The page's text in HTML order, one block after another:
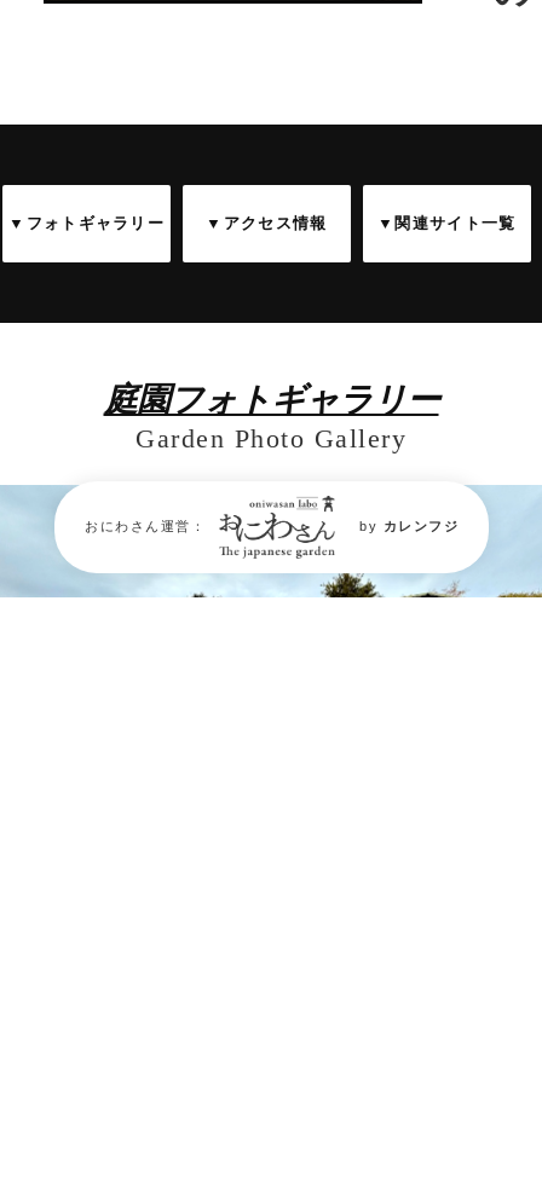
▼フォトギャラリー ▼アクセス情報 ▼関連サイト一覧
庭園フォトギャラリー
Garden Photo Gallery
おにわさん運営： by カレンフジ